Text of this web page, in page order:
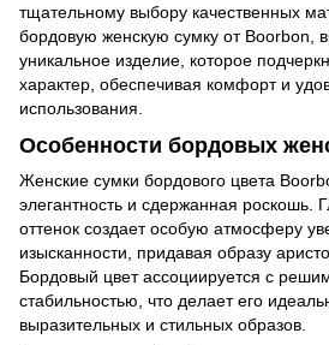
тщательному выбору качественных
бордовую женскую сумку от Boorbon,
уникальное изделие, которое
характер, обеспечивая комфорт и
использования.
Особенности бордовых
Женские сумки бордового цвета
элегантность и сдержанная роскошь.
оттенок создает особую атмосферу
изысканности, придавая образу
Бордовый цвет ассоциируется с
стабильностью, что делает его
выразительных и стильных образов.